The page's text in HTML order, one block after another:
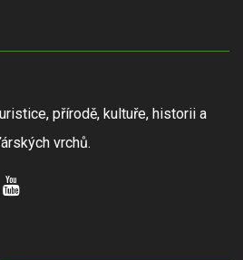
přírodě, kultuře, historii a
vrchů.